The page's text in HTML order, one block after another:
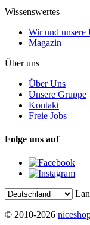
Wissenswertes
Wir und unsere
Magazin
Über uns
Über Uns
Unsere Gruppe
Kontakt
Freie Jobs
Folge uns auf
© 2010-2026